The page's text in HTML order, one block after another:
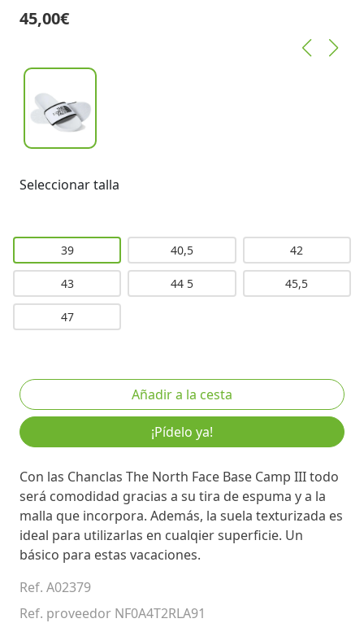
45,00€
Seleccionar talla
39 40,5 42
43 44 5 45,5
47
¡Pídelo ya!
Con las Chanclas The North Face Base Camp III todo
será comodidad gracias a su tira de espuma y a la
malla que incorpora. Además, la suela texturizada es
ideal para utilizarlas en cualqier superficie. Un
básico para estas vacaciones.
Ref. A02379
Ref. proveedor NF0A4T2RLA91